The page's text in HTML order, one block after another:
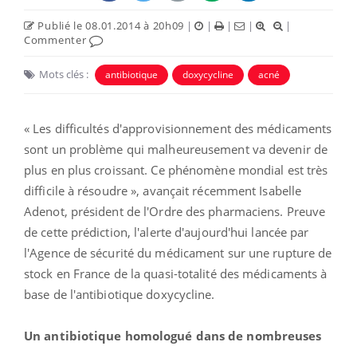
Publié le 08.01.2014 à 20h09 | | | |
|
Commenter
Mots clés : antibiotique doxycycline acné
« Les difficultés d'approvisionnement des médicaments
sont un problème qui malheureusement va devenir de
plus en plus croissant. Ce phénomène mondial est très
difficile à résoudre », avançait récemment Isabelle
Adenot, président de l'Ordre des pharmaciens. Preuve
de cette prédiction, l'alerte d'aujourd'hui lancée par
l'Agence de sécurité du médicament sur une rupture de
stock en France de la quasi-totalité des médicaments à
base de l'antibiotique doxycycline.
Un antibiotique homologué dans de nombreuses